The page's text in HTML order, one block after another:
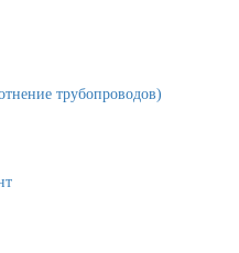
трубопроводов)